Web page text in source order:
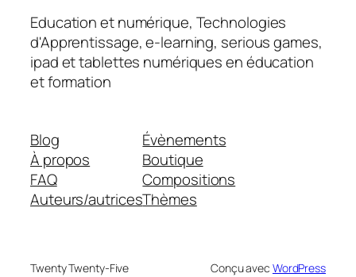
Education et numérique, Technologies
d'Apprentissage, e-learning, serious games,
ipad et tablettes numériques en éducation
et formation
Blog
À propos
FAQ
Auteurs/autrices
Évènements
Boutique
Compositions
Thèmes
Twenty Twenty-Five Conçu avec WordPress